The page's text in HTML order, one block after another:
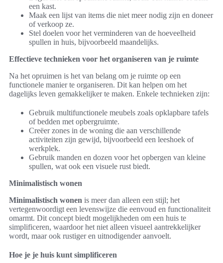
een kast.
Maak een lijst van items die niet meer nodig zijn en doneer
of verkoop ze.
Stel doelen voor het verminderen van de hoeveelheid
spullen in huis, bijvoorbeeld maandelijks.
Effectieve technieken voor het organiseren van je ruimte
Na het opruimen is het van belang om je ruimte op een
functionele manier te organiseren. Dit kan helpen om het
dagelijks leven gemakkelijker te maken. Enkele technieken zijn:
Gebruik multifunctionele meubels zoals opklapbare tafels
of bedden met opbergruimte.
Creëer zones in de woning die aan verschillende
activiteiten zijn gewijd, bijvoorbeeld een leeshoek of
werkplek.
Gebruik manden en dozen voor het opbergen van kleine
spullen, wat ook een visuele rust biedt.
Minimalistisch wonen
Minimalistisch wonen is meer dan alleen een stijl; het
vertegenwoordigt een levenswijze die eenvoud en functionaliteit
omarmt. Dit concept biedt mogelijkheden om een huis te
simplificeren, waardoor het niet alleen visueel aantrekkelijker
wordt, maar ook rustiger en uitnodigender aanvoelt.
Hoe je je huis kunt simplificeren